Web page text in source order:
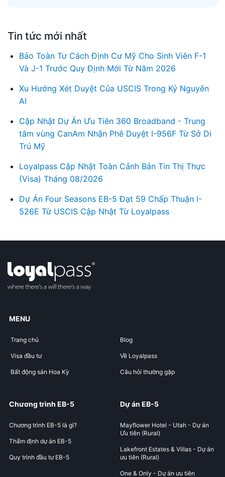
Tin tức mới nhất
Bảo Toàn Tư Cách Định Cư Mỹ Cho Sinh Viên F-1
Và J-1 Trước Quy Định Mới Từ Năm 2026
Xu Hướng Xét Duyệt Của USCIS Trong Kỷ Nguyên
AI
Cập Nhật Dự Án Ưu Tiên 360 Broadband - Trung
tâm vùng CanAm Nhận Phê Duyệt I-956F Từ Sở Di
Trú Mỹ
Loyalpass Cập Nhật Toàn Cảnh Bản Tin Thị Thực
(Visa) Tháng 08/2026
Dự Án Four Seasons EB-5 Đạt 59 Chấp Thuận I-
526E Từ USCIS Cập Nhật Từ Loyalpass
MENU
Trang chủ
Visa đầu tư
Bất động sản Hoa Kỳ
Blog
Về Loyalpass
Câu hỏi thường gặp
Chương trình EB-5
Chương trình EB-5 là gì?
Thẩm định dự án EB-5
Quy trình đầu tư EB-5
Dự án EB-5
Mayflower Hotel - Utah - Dự án
Ưu tiên (Rural)
Lakefront Estates & Villas - Dự án
ưu tiên (Rural)
One & Only - Dự án ưu tiên